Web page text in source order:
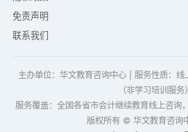
免责声明
联系我们
主办单位：华文教育咨询中心 | 服务性质：
（非学习培训服务）
服务覆盖：全国各省市会计继续教育线上咨询
版权所有 © 华文教育咨询